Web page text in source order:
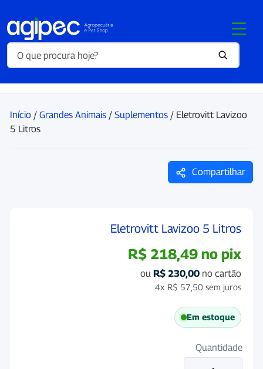
Início / Grandes Animais / Suplementos / Eletrovitt Lavizoo
5 Litros
Compartilhar
Eletrovitt Lavizoo 5 Litros
R$ 218,49 no pix
ou R$ 230,00 no cartão
4x R$ 57,50 sem juros
Em estoque
Quantidade
Eletrovitt